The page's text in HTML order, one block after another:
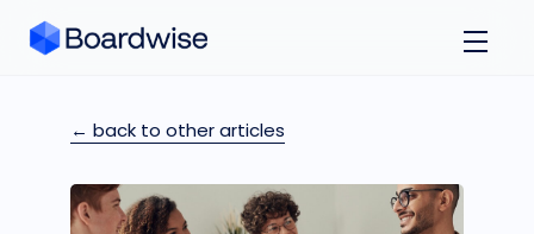
← back to other articles